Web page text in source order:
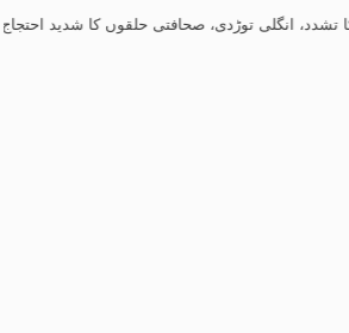
توڑدی، صحافتی حلقوں کا شدید احتجاج-بہاول